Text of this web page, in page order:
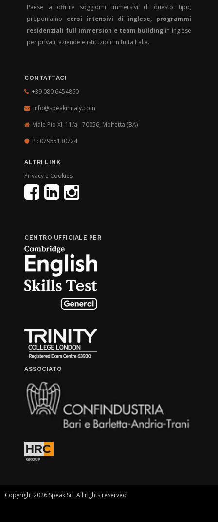
Paese a offrire soggiorni immersivi di questo tipo,
proponiamo corsi intensivi di inglese, programmi
residenziali full immersion e team building in inglese
per privati, aziende e istituzioni in tutta Italia.
CONTATTACI
+39 080 6454860
info@speakinitaly.com
Viale Pio XI, 11/a - 70056, Molfetta (BA)
PI: 07955130724
ALTRI LINK
Privacy e Cookies
CENTRO UFFICIALE PER
ASSOCIATO
Copyright 2026 Speak Srl. All rights reserved.